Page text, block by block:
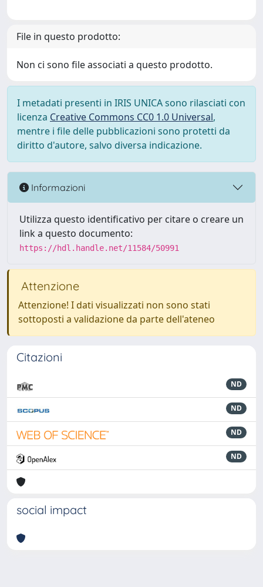
File in questo prodotto:
Non ci sono file associati a questo prodotto.
I metadati presenti in IRIS UNICA sono rilasciati con
licenza Creative Commons CC0 1.0 Universal,
mentre i file delle pubblicazioni sono protetti da
diritto d'autore, salvo diversa indicazione.
Informazioni
Utilizza questo identificativo per citare o creare un
link a questo documento:
https://hdl.handle.net/11584/50991
Attenzione
Attenzione! I dati visualizzati non sono stati
sottoposti a validazione da parte dell'ateneo
Citazioni
ND
ND
ND
ND
social impact